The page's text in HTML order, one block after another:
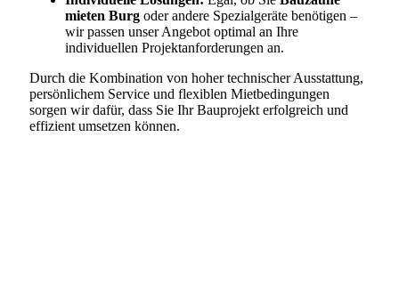
mieten Burg oder andere Spezialgeräte benötigen –
wir passen unser Angebot optimal an Ihre
individuellen Projektanforderungen an.
Durch die Kombination von hoher technischer Ausstattung,
persönlichem Service und flexiblen Mietbedingungen
sorgen wir dafür, dass Sie Ihr Bauprojekt erfolgreich und
effizient umsetzen können.